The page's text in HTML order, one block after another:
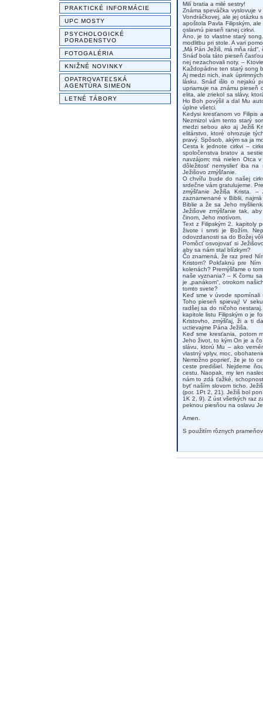
PRAKTICKÉ INFORMÁCIE
UPC MOSTY
PSYCHOLOGICKÉ
PORADENSTVO
FOTOGALÉRIA
KNIŽNÉ NOVINKY
OPATROVATEĽSKÁ
AGENTÚRA SIMEON
LETNÉ TÁBORY
Milí bratia a milé sestry!
Známa speváčka vyslovuje
Vondráčkovej, ale jej otázku
apoštola Pavla Filipským,
oslavnú pieseň ranej cirkvi.
Áno, je to vlastne starý
modlitbu pri stole. A vari
„Má Pán Ježiš, má mňa
Snáď bola táto pieseň
nej nezachovali noty. –
Každopádne ten starý song
Aj medzi nich, inak
lásku. Snáď išlo o nejakú
upriamuje na známu pieseň
elita, ale zriekol sa slávy,
Ho Boh povýšil a dal Mu
úplne všetci.
Kedysi kresťanom vo Filipis
Nezmizol vám tento starý
medzi sebou ako aj Ježiš
elitárstvo, ktoré ohrozuje
pravý. Spôsob, akým sa ja
Cesta k jednote cirkvi –
spoločenstva bratov a
navzájom; má nielen Otca
dôležitosť nemyslieť iba
Ježišovo zmýšľanie.
O chvíľu bude do našej
srdečne vám gratulujeme.
zmýšľanie Ježiša Krista.
zaznamenané v Biblii,
Biblie a že sa Jeho
Ježišove zmýšľanie tak,
činom, Jeho motívom.
Text z Filipským 2. kapitoly
živote i smrti je Božím.
odovzdanosti sa do Božej
Pomôcť osvojovať si
aby sa nám stal blízkym?
Čo znamená, že raz pred
Kristom? Pokľaknú pre
kolenách? Premýšľame o
naše vyznania? – K čomu
je „panákom“, otrokom
tomto svete?
Keď sme v úvode
Toho pieseň spievaj! V
radšej sa do ničoho
kapitole listu Filipským o je
Kristovho, zmýšľaj, ži a ti
uctievajme Pána Ježiša.
Keď sme kresťania, potom
Jeho život, to kým On je a
slávu, ktorú Mu – ako
vlastný vplyv, moc,
Nemožno poprieť, že je to
ceste predišiel. Nejdeme
cestu. Naopak, my len
nám to zdá ťažké,
byť naším slovom ticho.
(por. 1Pt 2, 21). Ježiš bol
1K 2, 9). Z úst všetkých raz
peknou piesňou na oslavu
Amen.
S použitím rôznych prameňov